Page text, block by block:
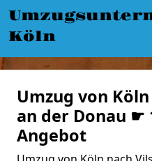
Köln
Umzug von
an der Donau ☛
Angebot